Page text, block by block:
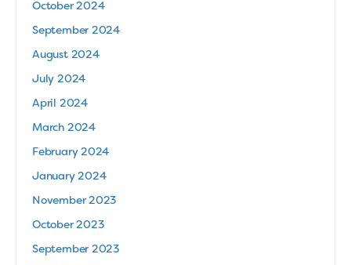
October 2024
September 2024
August 2024
July 2024
April 2024
March 2024
February 2024
January 2024
November 2023
October 2023
September 2023